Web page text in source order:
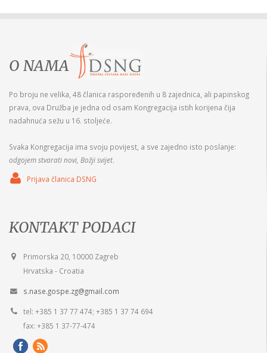
O NAMA
Po broju ne velika, 48 članica raspoređenih u 8 zajednica, ali papinskog
prava, ova Družba je jedna od osam Kongregacija istih korijena čija
nadahnuća sežu u 16. stoljeće.
Svaka Kongregacija ima svoju povijest, a sve zajedno isto poslanje:
odgojem stvarati novi, Božji svijet.
Prijava članica DSNG
KONTAKT PODACI
Primorska 20, 10000 Zagreb
Hrvatska - Croatia
s.nase.gospe.zg@gmail.com
tel: +385 1 37 77 474; +385 1 37 74 694
fax: +385 1 37-77-474